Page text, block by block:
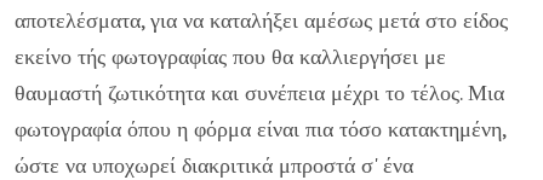
αποτελέσματα, για να καταλήξει αμέσως μετά στο είδος
εκείνο τής φωτο­γραφίας που θα καλλιεργήσει με
θαυμαστή ζωτικότητα και συνέπεια μέχρι το τέλος. Μια
φωτογραφία όπου η φόρμα είναι πια τό­σο κατακτημένη,
ώστε να υποχωρεί διακρι­τικά μπροστά σ' ένα